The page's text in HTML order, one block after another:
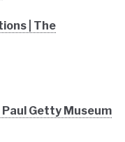
| The
Getty Museum